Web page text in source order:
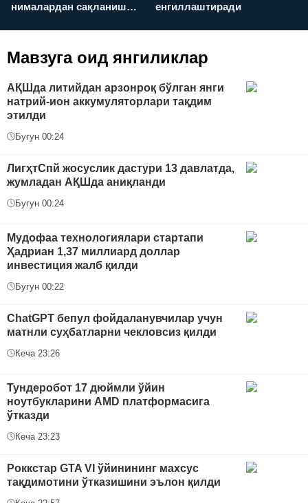
нималардан сақланиш
енгиллаштиради
Мавзуга оид янгиликлар
АҚШда литийдан арзонроқ бўлган янги
натрий-ион аккумуляторлари тақдим
этилди
Бугун 00:24
ЛигҳтСпй жосуслик дастури 13 давлатда,
жумладан АҚШда аниқланди
Бугун 00:24
Мудофаа технологиялари стартапи
Ҳадриан 1,37 миллиард доллар
инвестиция жалб қилди
Бугун 00:22
ChatGPT бепул фойдаланувчилар учун
матнли суҳбатларни чекловсиз қилди
Кеча 23:26
Тундеробот 17 дюймли ўйин
ноутбукларини AMD платформасига
ўтказди
Кеча 23:23
Роккстар GTA VI ўйинининг махсус
тақдимотини ўтказишини эълон қилди